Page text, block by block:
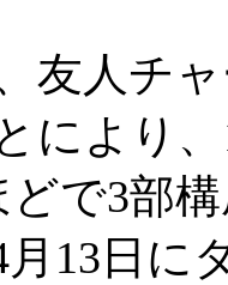
友人チ
により
で3部
月13日